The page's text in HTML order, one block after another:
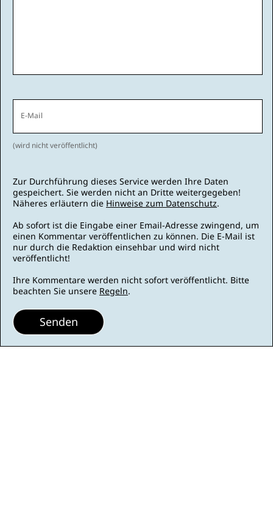
E-Mail
(wird nicht veröffentlicht)
Zur Durchführung dieses Service werden Ihre Daten
gespeichert. Sie werden nicht an Dritte weitergegeben!
Näheres erläutern die Hinweise zum Datenschutz.
Ab sofort ist die Eingabe einer Email-Adresse zwingend, um
einen Kommentar veröffentlichen zu können. Die E-Mail ist
nur durch die Redaktion einsehbar und wird nicht
veröffentlicht!
Ihre Kommentare werden nicht sofort veröffentlicht. Bitte
beachten Sie unsere Regeln.
Senden